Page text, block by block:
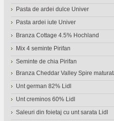
Pasta de ardei dulce Univer
Pasta ardei iute Univer
Branza Cottage 4.5% Hochland
Mix 4 seminte Pirifan
Seminte de chia Pirifan
Branza Cheddar Valley Spire
Unt german 82% Lidl
Unt creminos 60% Lidl
Saleuri din foietaj cu unt sarata Lidl